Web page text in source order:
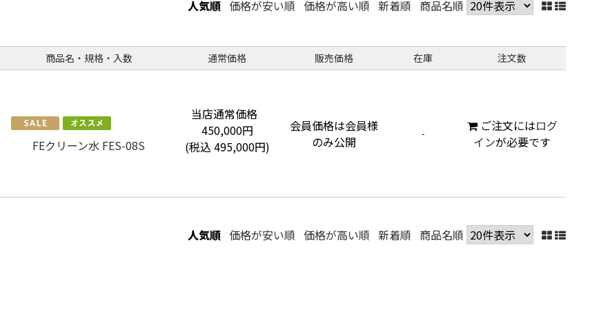
人気順 価格が安い順 価格が高い順 新着順 商品名順
商品名・規格・入数 通常価格 販売価格 在庫 注文数
FEクリーン水 FES-08S
当店通常価格
450,000円
(税込 495,000円)
会員価格は会員様
のみ公開
- ご注文にはログ
インが必要です
人気順 価格が安い順 価格が高い順 新着順 商品名順